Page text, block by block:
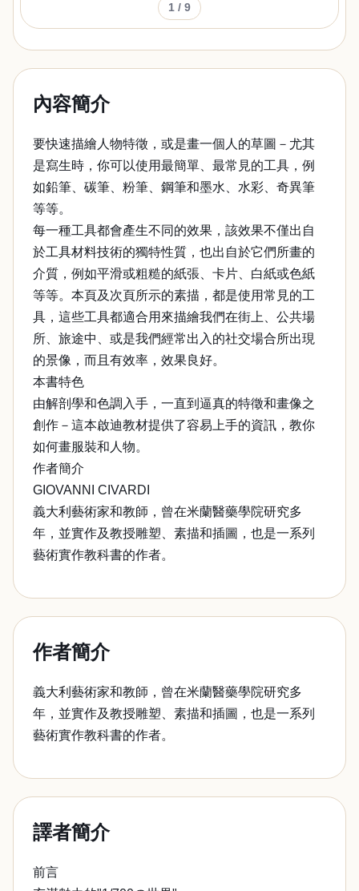
1 / 9
內容簡介
要快速描繪人物特徵，或是畫一個人的草圖－尤其
是寫生時，你可以使用最簡單、最常見的工具，例
如鉛筆、碳筆、粉筆、鋼筆和墨水、水彩、奇異筆
等等。
每一種工具都會產生不同的效果，該效果不僅出自
於工具材料技術的獨特性質，也出自於它們所畫的
介質，例如平滑或粗糙的紙張、卡片、白紙或色紙
等等。本頁及次頁所示的素描，都是使用常見的工
具，這些工具都適合用來描繪我們在街上、公共場
所、旅途中、或是我們經常出入的社交場合所出現
的景像，而且有效率，效果良好。
本書特色
由解剖學和色調入手，一直到逼真的特徵和畫像之
創作－這本啟迪教材提供了容易上手的資訊，教你
如何畫服裝和人物。
作者簡介
GIOVANNI CIVARDI
義大利藝術家和教師，曾在米蘭醫藥學院研究多
年，並實作及教授雕塑、素描和插圖，也是一系列
藝術實作教科書的作者。
作者簡介
義大利藝術家和教師，曾在米蘭醫藥學院研究多
年，並實作及教授雕塑、素描和插圖，也是一系列
藝術實作教科書的作者。
譯者簡介
前言